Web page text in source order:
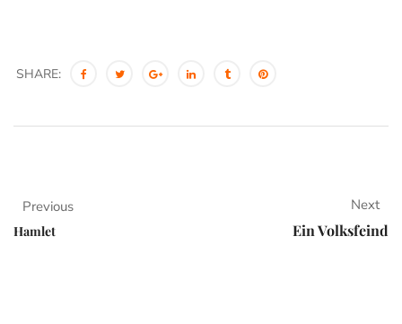
SHARE:
Previous
Hamlet
Next
Ein Volksfeind